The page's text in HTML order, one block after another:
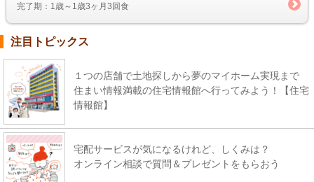
完了期：1歳～1歳3ヶ月3回食
注目トピックス
１つの店舗で土地探しから夢のマイホーム実現まで
住まい情報満載の住宅情報館へ行ってみよう！【住宅
情報館】
宅配サービスが気になるけれど、しくみは？
オンライン相談で質問＆プレゼントをもらおう